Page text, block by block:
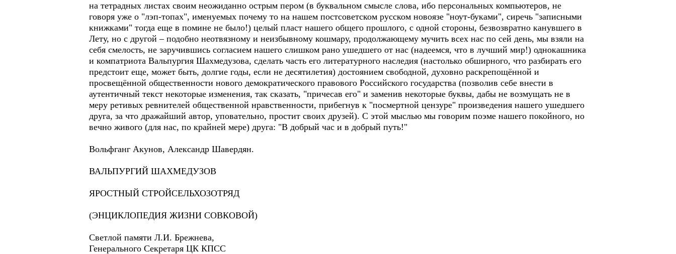
на тетрадных листах своим неожиданно острым пером (в буквальном смысле слова, ибо персональных компьютеров, не
говоря уже о "лэп-топах", именуемых почему то на нашем постсоветском русском новоязе "ноут-буками", сиречь "записными
книжками" тогда еще в помине не было!) целый пласт нашего общего прошлого, с одной стороны, безвозвратно канувшего в
Лету, но с другой – подобно неотвязному и неизбывному кошмару, продолжающему мучить всех нас по сей день, мы взяли на
себя смелость, не заручившись согласием нашего слишком рано ушедшего от нас (надеемся, что в лучший мир!) однокашника
и компатриота Вальпургия Шахмедузова, сделать часть его литературного наследия (настолько обширного, что разбирать его
предстоит еще, может быть, долгие годы, если не десятилетия) достоянием свободной, духовно раскрепощённой и
просвещённой общественности нового демократического правового Российского государства (позволив себе внести в
аутентичный текст некоторые изменения, так сказать, "причесав его" и заменив некоторые буквы, дабы не возмущать не в
меру ретивых ревнителей общественной нравственности, прибегнув к "посмертной цензуре" произведения нашего ушедшего
друга, за что дражайший автор, уповательно, простит своих друзей). С этой мыслью мы говорим поэме нашего покойного, но
вечно живого (для нас, по крайней мере) друга: "В добрый час и в добрый путь!"
Вольфганг Акунов, Александр Шавердян.
ВАЛЬПУРГИЙ ШАХМЕДУЗОВ
ЯРОСТНЫЙ СТРОЙСЕЛЬХОЗОТРЯД
(ЭНЦИКЛОПЕДИЯ ЖИЗНИ СОВКОВОЙ)
Светлой памяти Л.И. Брежнева,
Генерального Секретаря ЦК КПСС